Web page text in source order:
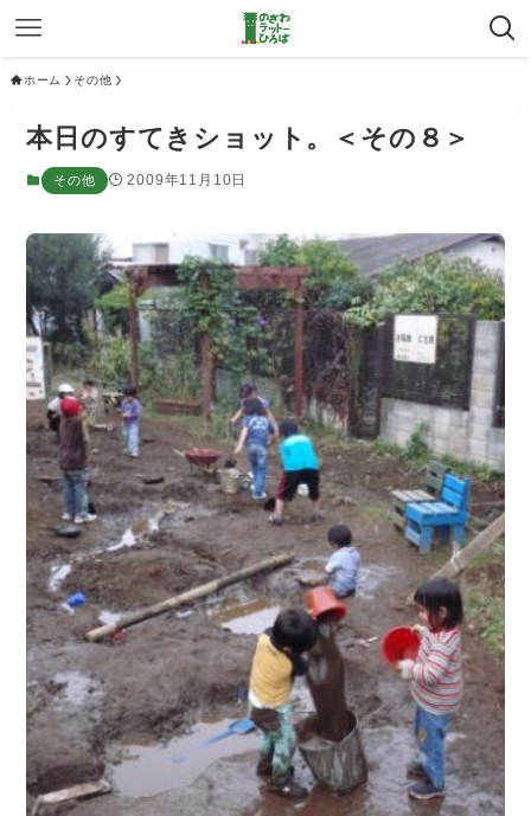
ホーム その他
本日のすてきショット。＜その８＞
その他 2009年11月10日